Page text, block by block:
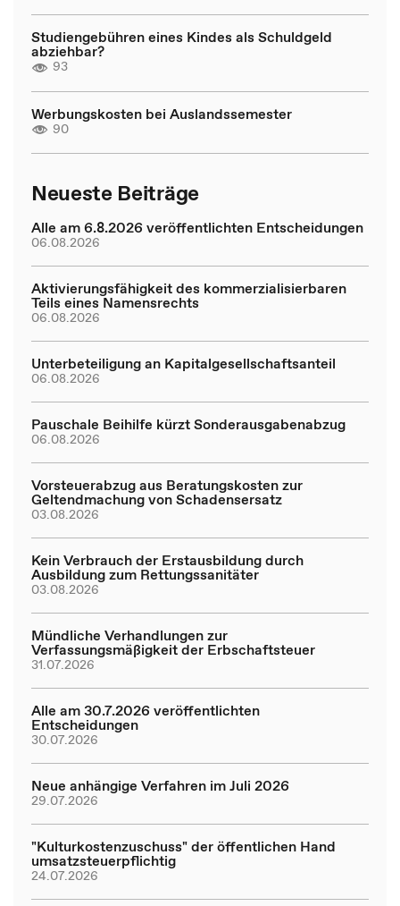
Studiengebühren eines Kindes als Schuldgeld
abziehbar?
93
Werbungskosten bei Auslandssemester
90
Neueste Beiträge
Alle am 6.8.2026 veröffentlichten Entscheidungen
06.08.2026
Aktivierungsfähigkeit des kommerzialisierbaren
Teils eines Namensrechts
06.08.2026
Unterbeteiligung an Kapitalgesellschaftsanteil
06.08.2026
Pauschale Beihilfe kürzt Sonderausgabenabzug
06.08.2026
Vorsteuerabzug aus Beratungskosten zur
Geltendmachung von Schadensersatz
03.08.2026
Kein Verbrauch der Erstausbildung durch
Ausbildung zum Rettungssanitäter
03.08.2026
Mündliche Verhandlungen zur
Verfassungsmäßigkeit der Erbschaftsteuer
31.07.2026
Alle am 30.7.2026 veröffentlichten
Entscheidungen
30.07.2026
Neue anhängige Verfahren im Juli 2026
29.07.2026
"Kulturkostenzuschuss" der öffentlichen Hand
umsatzsteuerpflichtig
24.07.2026